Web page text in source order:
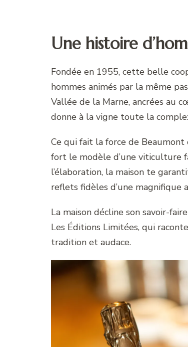
Une histoire
Fondée en 1955, cette belle
hommes animés par la même
Vallée de la Marne, ancrées au
donne à la vigne toute la
Ce qui fait la force de Beaumont
fort le modèle d’une viticulture
l’élaboration, la maison te
reflets fidèles d’une magnifique
La maison décline son savoir-
Les Éditions Limitées, qui
tradition et audace.